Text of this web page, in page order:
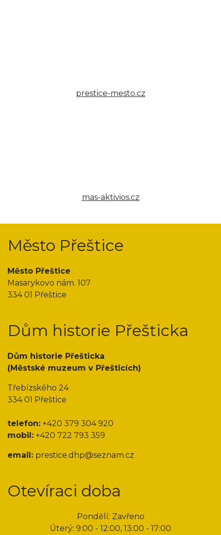
prestice-mesto.cz
mas-aktivios.cz
Město Přeštice
Město Přeštice
Masarykovo nám. 107
334 01 Přeštice
Dům historie Přešticka
Dům historie Přešticka
(Městské muzeum v Přešticích)
Třebízského 24
334 01 Přeštice
telefon: +420 379 304 920
mobil: +420 722 793 359
email: prestice.dhp@seznam.cz
Otevíraci doba
Pondělí: Zavřeno
Úterý: 9:00 - 12:00, 13:00 - 17:00